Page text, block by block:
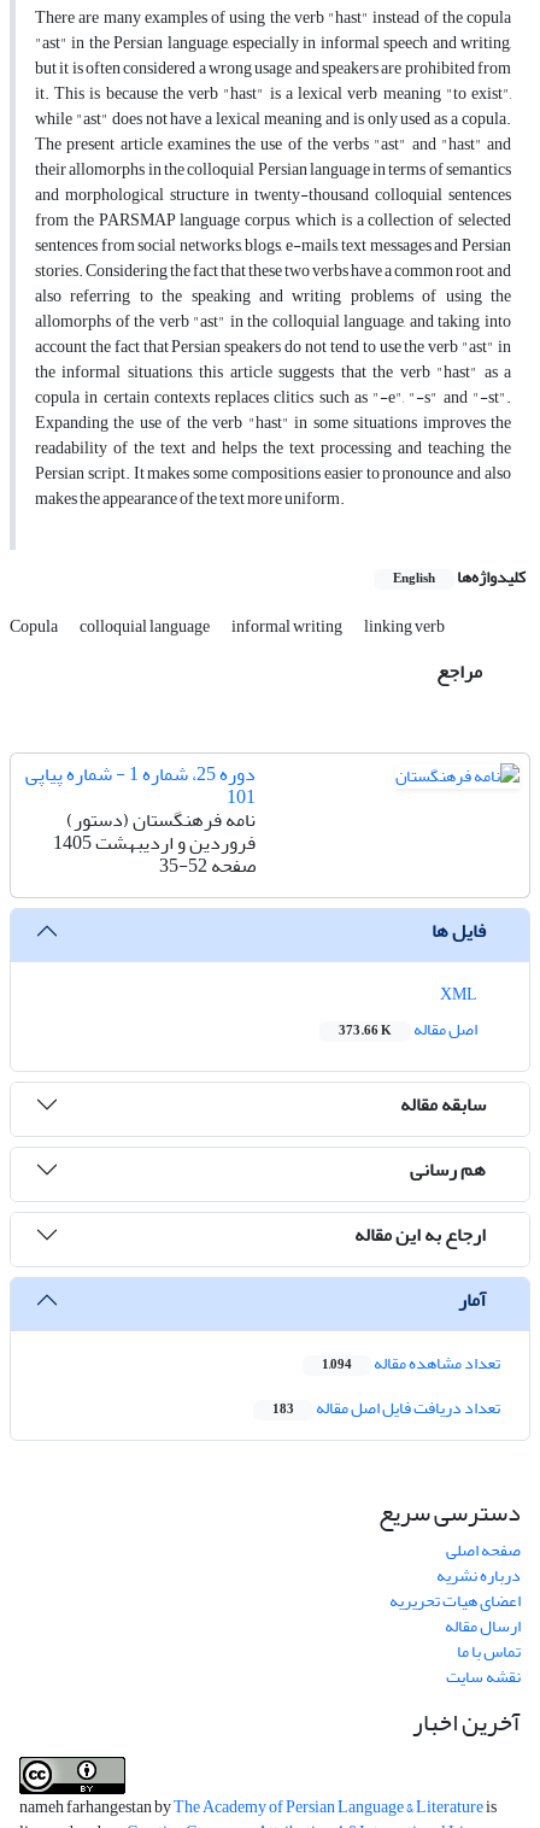
There are many examples of using the verb "hast" instead of the copula
"ast" in the Persian language, especially in informal speech and writing,
but it is often considered a wrong usage and speakers are prohibited from
it. This is because the verb "hast" is a lexical verb meaning "to exist",
while "ast" does not have a lexical meaning and is only used as a copula.
The present article examines the use of the verbs "ast" and "hast" and
their allomorphs in the colloquial Persian language in terms of semantics
and morphological structure in twenty-thousand colloquial sentences
from the PARSMAP language corpus, which is a collection of selected
sentences from social networks, blogs, e-mails, text messages and Persian
stories. Considering the fact that these two verbs have a common root, and
also referring to the speaking and writing problems of using the
allomorphs of the verb "ast" in the colloquial language, and taking into
account the fact that Persian speakers do not tend to use the verb "ast" in
the informal situations, this article suggests that the verb "hast" as a
copula in certain contexts replaces clitics such as "-e", "-s" and "-st".
Expanding the use of the verb "hast" in some situations improves the
readability of the text and helps the text processing and teaching the
Persian script. It makes some compositions easier to pronounce and also
makes the appearance of the text more uniform.
کلیدواژه‌ها English
Copula colloquial language informal writing linking verb
مراجع
دوره 25، شماره 1 - شماره پیاپی
101
نامه فرهنگستان (دستور)
فروردین و اردیبهشت 1405
صفحه35-52
فایل ها
اصل مقاله
373.66 K
سابقه مقاله
هم رسانی
ارجاع به این مقاله
آمار
تعداد مشاهده مقاله 1,094
تعداد دریافت فایل اصل مقاله 183
دسترسی سریع
صفحه اصلی
درباره نشریه
اعضای هیات تحریریه
ارسال مقاله
تماس با ما
نقشه سایت
آخرین اخبار
nameh farhangestan byThe Academy of Persian Language & Literatureis